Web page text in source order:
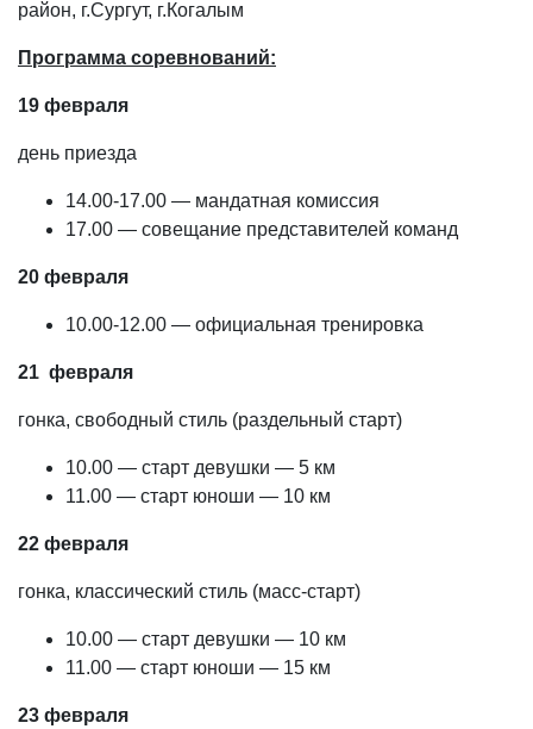
район, г.Сургут, г.Когалым
Программа соревнований:
19 февраля
день приезда
14.00-17.00 — мандатная комиссия
17.00 — совещание представителей команд
20 февраля
10.00-12.00 — официальная тренировка
21 февраля
гонка, свободный стиль (раздельный старт)
10.00 — старт девушки — 5 км
11.00 — старт юноши — 10 км
22 февраля
гонка, классический стиль (масс-старт)
10.00 — старт девушки — 10 км
11.00 — старт юноши — 15 км
23 февраля